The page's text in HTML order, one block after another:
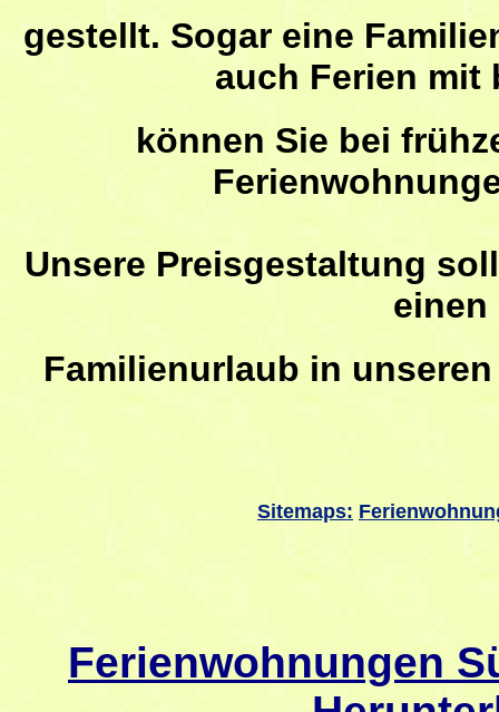
gestellt. Sogar eine
auch Ferien mit
können Sie bei
Unsere Preisgestaltung
einen
Familienurlaub in
Sitemaps:
Ferienwohnungen